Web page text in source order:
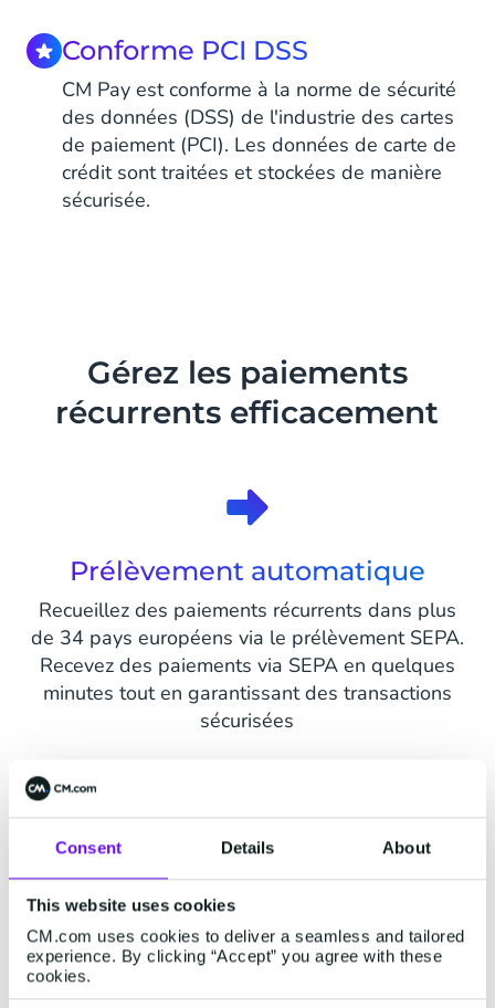
Consent Details About
This website uses cookies
CM.com uses cookies to deliver a seamless and tailored
experience. By clicking “Accept” you agree with these
cookies.
Conforme PCI DSS
CM Pay est conforme à la norme de sécurité
des données (DSS) de l'industrie des cartes
de paiement (PCI). Les données de carte de
crédit sont traitées et stockées de manière
sécurisée.
Gérez les paiements
récurrents efficacement
Prélèvement automatique
Recueillez des paiements récurrents dans plus
de 34 pays européens via le prélèvement SEPA.
Recevez des paiements via SEPA en quelques
minutes tout en garantissant des transactions
sécurisées
Carte de crédit
Offrez des paiements automatisés récurrents par
carte de crédit. Augmentez les flux de trésorerie
et réduisez les coûts avec des paiements en un
seul clic.